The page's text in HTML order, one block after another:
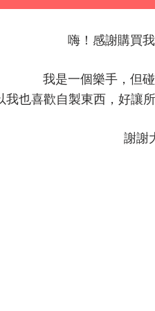
嗨！感謝購買
我是一個樂手，但
我也喜歡自製東西，好讓
謝謝